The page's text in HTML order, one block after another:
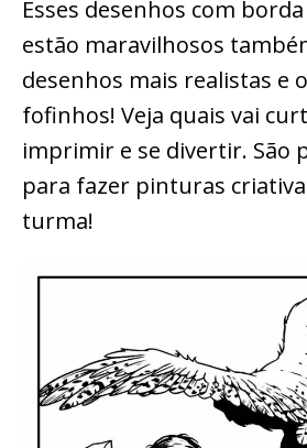
Esses desenhos com
estão maravilhosos
desenhos mais realistas e
fofinhos! Veja quais vai
imprimir e se divertir. São
para fazer pinturas
turma!